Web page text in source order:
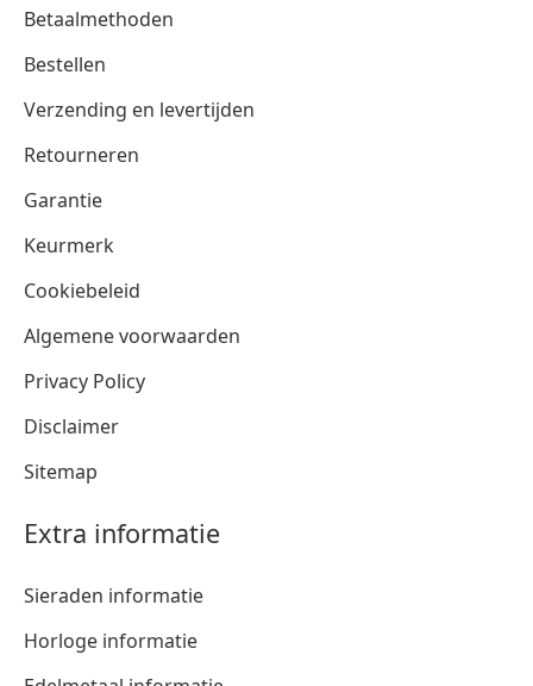
Betaalmethoden
Bestellen
Verzending en levertijden
Retourneren
Garantie
Keurmerk
Cookiebeleid
Algemene voorwaarden
Privacy Policy
Disclaimer
Sitemap
Extra informatie
Sieraden informatie
Horloge informatie